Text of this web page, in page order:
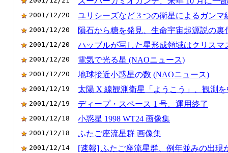
2001/12/20 ユリシーズなど 3 つの衛星によるガンマ
2001/12/20 隕石から糖を発見、生命宇宙起源説の裏
2001/12/20 ハッブルが写した星形成領域はクリスマ
2001/12/20 電気で光る星 (NAOニュース)
2001/12/20 地球接近小惑星の数 (NAOニュース)
2001/12/19 太陽 X 線観測衛星「ようこう」、観測
2001/12/19 ディープ・スペース 1 号、運用終了
2001/12/18 小惑星 1998 WT24 画像集
2001/12/18 ふたご座流星群 画像集
2001/12/14 [速報] ふたご座流星群、例年並みの出現